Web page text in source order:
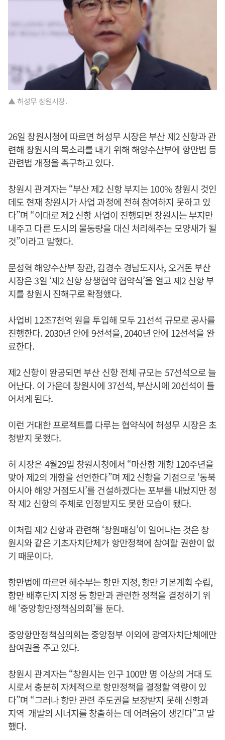
▲ 허성무 창원시장.
26일 창원시청에 따르면 허성무 시장은 부산 제2 신항과 관
련해 창원시의 목소리를 내기 위해 해양수산부에 항만법 등
관련법 개정을 촉구하고 있다.
창원시 관계자는 “부산 제2 신항 부지는 100% 창원시 것인
데도 현재 창원시가 사업 과정에 전혀 참여하지 못하고 있
다”며 “이대로 제2 신항 사업이 진행되면 창원시는 부지만
내주고 다른 도시의 물동량을 대신 처리해주는 모양새가 될
것”이라고 말했다.
문성혁해양수산부 장관,김경수경남도지사, 오거돈부산
시장은 3일 ‘제2 신항 상생협약 협약식’을 열고 제2 신항 부
지를 창원시 진해구로 확정했다.
사업비 12조7천억 원을 투입해 모두 21선석 규모로 공사를
진행한다. 2030년 안에 9선석을, 2040년 안에 12선석을 완
료한다.
제2 신항이 완공되면 부산 신항 전체 규모는 57선석으로 늘
어난다. 이 가운데 창원시에 37선석, 부산시에 20선석이 들
어서게 된다.
이런 거대한 프로젝트를 다루는 협약식에 허성무 시장은 초
청받지 못했다.
허 시장은 4월29일 창원시청에서 “마산항 개항 120주년을
맞아 제2의 개항을 선언한다”며 제2 신항을 기점으로 ‘동북
아시아 해양 거점도시’를 건설하겠다는 포부를 내놨지만 정
작 제2 신항의 주체로 인정받지도 못한 모습이 됐다.
이처럼 제2 신항과 관련해 ‘창원패싱’이 일어나는 것은 창
원시와 같은 기초자치단체가 항만정책에 참여할 권한이 없
기 때문이다.
항만법에 따르면 해수부는 항만 지정, 항만 기본계획 수립,
항만 배후단지 지정 등 항만과 관련한 정책을 결정하기 위
해 ‘중앙항만정책심의회’를 둔다.
중앙항만정책심의회는 중앙정부 이외에 광역자치단체에만
참여권을 주고 있다.
창원시 관계자는 “창원시는 인구 100만 명 이상의 거대 도
시로서 충분히 자체적으로 항만정책을 결정할 역량이 있
다”며 “그러나 항만 관련 주도권을 보장받지 못해 신항과
지역 개발의 시너지를 창출하는 데 어려움이 생긴다”고 말
했다.